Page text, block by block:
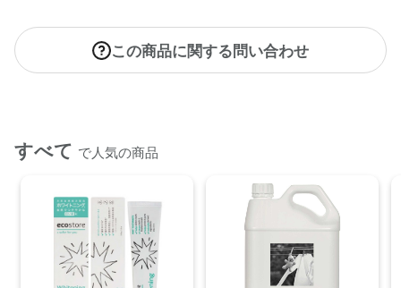
この商品に関する問い合わせ
すべて で人気の商品